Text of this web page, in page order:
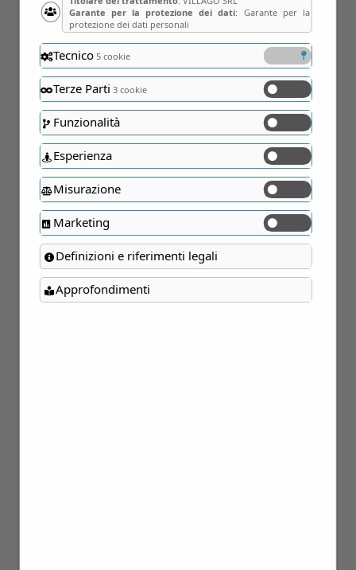
23
Ago
Garante per la protezione dei dati: Garante per la
protezione dei dati personali
Tecnico5 cookie
Terze Parti 3 cookie
Funzionalità
Esperienza
Misurazione
Marketing
Definizioni e riferimenti legali
Approfondimenti